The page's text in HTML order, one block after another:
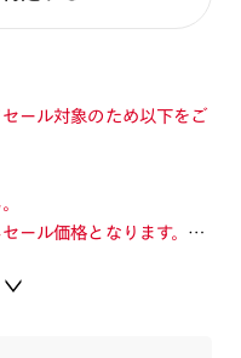
ール対象のため以下をご
ール価格となります。カ
異なる場合があります。